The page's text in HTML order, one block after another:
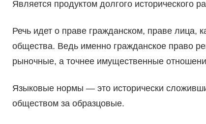
Является продуктом долгого исторического
Речь идет о праве гражданском, праве лица,
общества. Ведь именно гражданское право
рыночные, а точнее имущественные
Языковые нормы — это исторически
обществом за образцовые.